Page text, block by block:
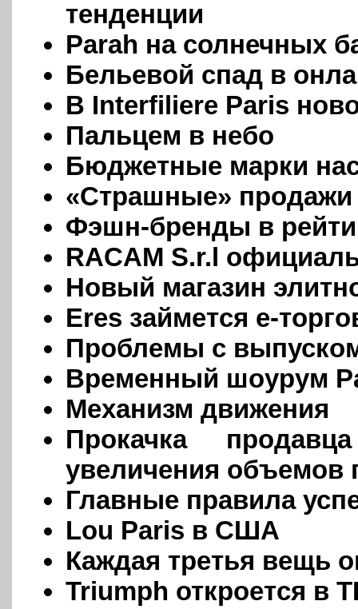
тенденции
Parah на солнечных
Бельевой спад в
В Interfiliere Paris
Пальцем в небо
Бюджетные марки
«Страшные» продажи
Фэшн-бренды в
RACAM S.r.l
Новый магазин
Eres займется е-
Проблемы с
Временный шоурум
Механизм движения
Прокачка
увеличения объемов
Главные правила
Lou Paris в США
Каждая третья вещь
Triumph откроется в